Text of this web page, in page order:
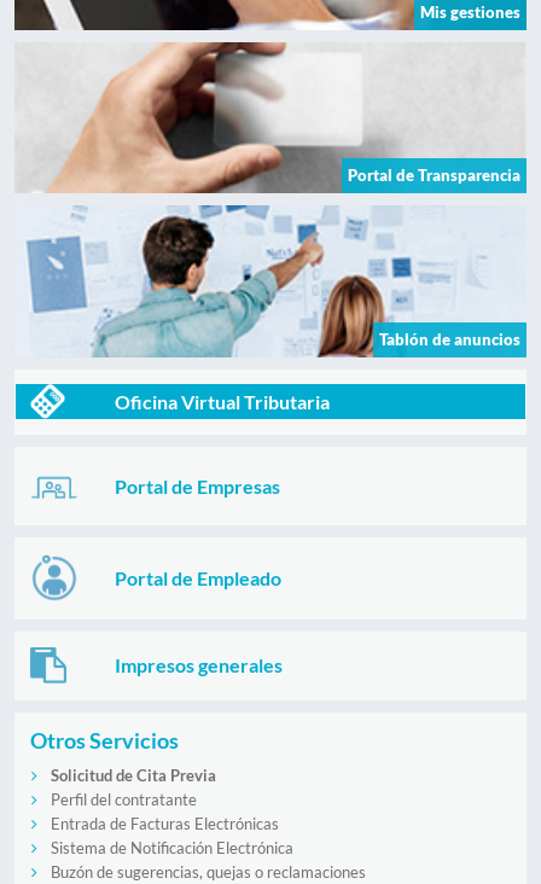
Mis gestiones
Portal de Transparencia
Tablón de anuncios
Oficina Virtual Tributaria
Portal de Empresas
Portal de Empleado
Impresos generales
Otros Servicios
Solicitud de Cita Previa
Perfil del contratante
Entrada de Facturas Electrónicas
Sistema de Notificación Electrónica
Buzón de sugerencias, quejas o reclamaciones